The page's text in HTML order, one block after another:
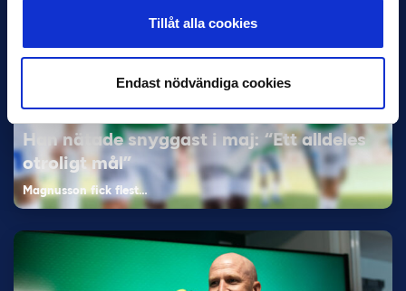
Tillåt alla cookies
Endast nödvändiga cookies
Han nätade snyggast i maj: “Ett alldeles
otroligt mål”
Magnusson fick flest…